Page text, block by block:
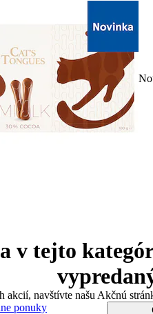
v tejto
akcií, navštívte našu Akčnú
ponuky